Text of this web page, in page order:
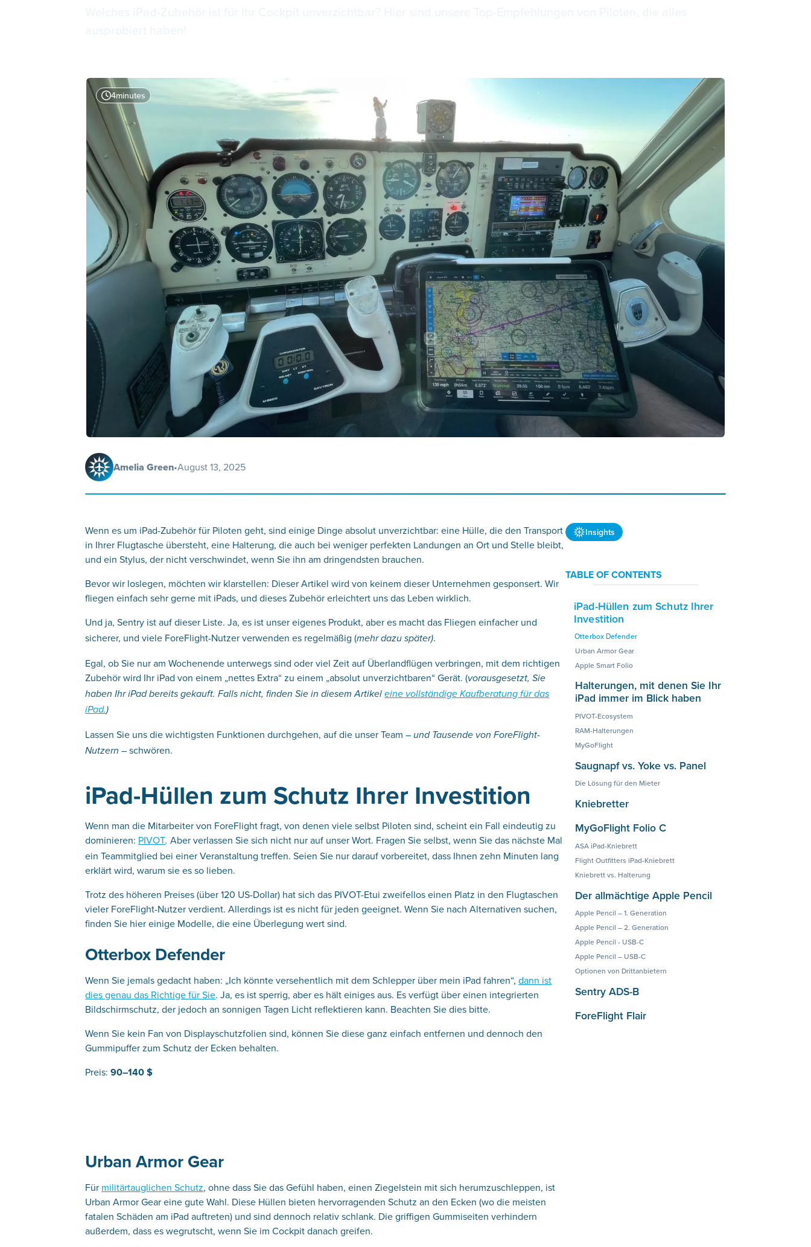
4minutes
Amelia Green•August 13, 2025
Wenn es um iPad-Zubehör für Piloten geht, sind einige Dinge absolut unverzichtbar: eine Hülle, die den Transport
in Ihrer Flugtasche übersteht, eine Halterung, die auch bei weniger perfekten Landungen an Ort und Stelle bleibt,
und ein Stylus, der nicht verschwindet, wenn Sie ihn am dringendsten brauchen.
Bevor wir loslegen, möchten wir klarstellen: Dieser Artikel wird von keinem dieser Unternehmen gesponsert. Wir
fliegen einfach sehr gerne mit iPads, und dieses Zubehör erleichtert uns das Leben wirklich.
Und ja, Sentry istauf dieser Liste. Ja, es ist unser eigenes Produkt, aber es macht das Fliegen einfacher und
sicherer, und viele ForeFlight-Nutzer verwenden es regelmäßig (mehr dazu später).
Egal, ob Sie nur am Wochenende unterwegs sind oder viel Zeit auf Überlandflügen verbringen, mit dem richtigen
Zubehör wird Ihr iPad von einem „nettes Extra“ zu einem „absolut unverzichtbaren“ Gerät. (vorausgesetzt, Sie
haben Ihr iPad bereits gekauft. Falls nicht, finden Sie in diesem Artikeleine vollständige Kaufberatung für das
iPad.)
Lassen Sie uns die wichtigsten Funktionen durchgehen, auf die unser Team –und Tausende von ForeFlight-
Nutzern – schwören.
iPad-Hüllen zum Schutz Ihrer Investition
Wenn man die Mitarbeiter von ForeFlight fragt, von denen viele selbst Piloten sind, scheint ein Fall eindeutig zu
dominieren: PIVOT. Aber verlassen Sie sich nicht nur auf unser Wort. Fragen Sie selbst, wenn Sie das nächste Mal
ein Teammitglied bei einer Veranstaltung treffen. Seien Sie nur darauf vorbereitet, dass Ihnen zehn Minuten lang
erklärt wird, warum sie es so lieben.
Trotz des höheren Preises (über 120 US-Dollar) hat sich das PIVOT-Etui zweifellos einen Platz in den Flugtaschen
vieler ForeFlight-Nutzer verdient. Allerdings ist es nicht für jeden geeignet. Wenn Sie nach Alternativen suchen,
finden Sie hier einige Modelle, die eine Überlegung wert sind.
Otterbox Defender
Wenn Sie jemals gedacht haben: „Ich könnte versehentlich mit dem Schlepper über mein iPad fahren“,dann ist
dies genau das Richtige für Sie. Ja, es ist sperrig, aber es hält einiges aus. Es verfügt über einen integrierten
Bildschirmschutz, der jedoch an sonnigen Tagen Licht reflektieren kann. Beachten Sie dies bitte.
Wenn Sie kein Fan von Displayschutzfolien sind, können Sie diese ganz einfach entfernen und dennoch den
Gummipuffer zum Schutz der Ecken behalten.
Preis:90–140 $
Urban Armor Gear
Für militärtauglichen Schutz, ohne dass Sie das Gefühl haben, einen Ziegelstein mit sich herumzuschleppen, ist
Urban Armor Gear eine gute Wahl. Diese Hüllen bieten hervorragenden Schutz an den Ecken (wo die meisten
fatalen Schäden am iPad auftreten) und sind dennoch relativ schlank. Die griffigen Gummiseiten verhindern
außerdem, dass es wegrutscht, wenn Sie im Cockpit danach greifen.
Insights
TABLE OF CONTENTS
iPad-Hüllen zum Schutz Ihrer
Investition
Otterbox Defender
Urban Armor Gear
Apple Smart Folio
Halterungen, mit denen Sie Ihr
iPad immer im Blick haben
PIVOT-Ecosystem
RAM-Halterungen
MyGoFlight
Saugnapf vs. Yoke vs. Panel
Die Lösung für den Mieter
Kniebretter
MyGoFlight Folio C
ASA iPad-Kniebrett
Flight Outfitters iPad-Kniebrett
Kniebrett vs. Halterung
Der allmächtige Apple Pencil
Apple Pencil – 1. Generation
Apple Pencil – 2. Generation
Apple Pencil - USB-C
Apple Pencil – USB-C
Optionen von Drittanbietern
Sentry ADS-B
ForeFlight Flair